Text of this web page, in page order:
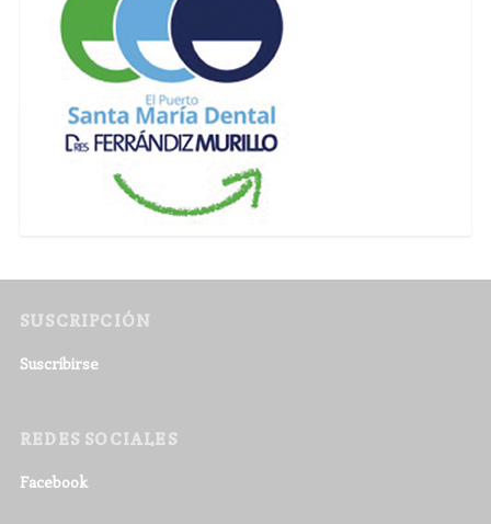
SUSCRIPCIÓN
Suscribirse
REDES SOCIALES
Facebook